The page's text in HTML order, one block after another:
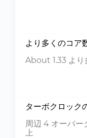
より多くのコア
About 1.33 より
ターボクロック
周辺 4 オーバー
上